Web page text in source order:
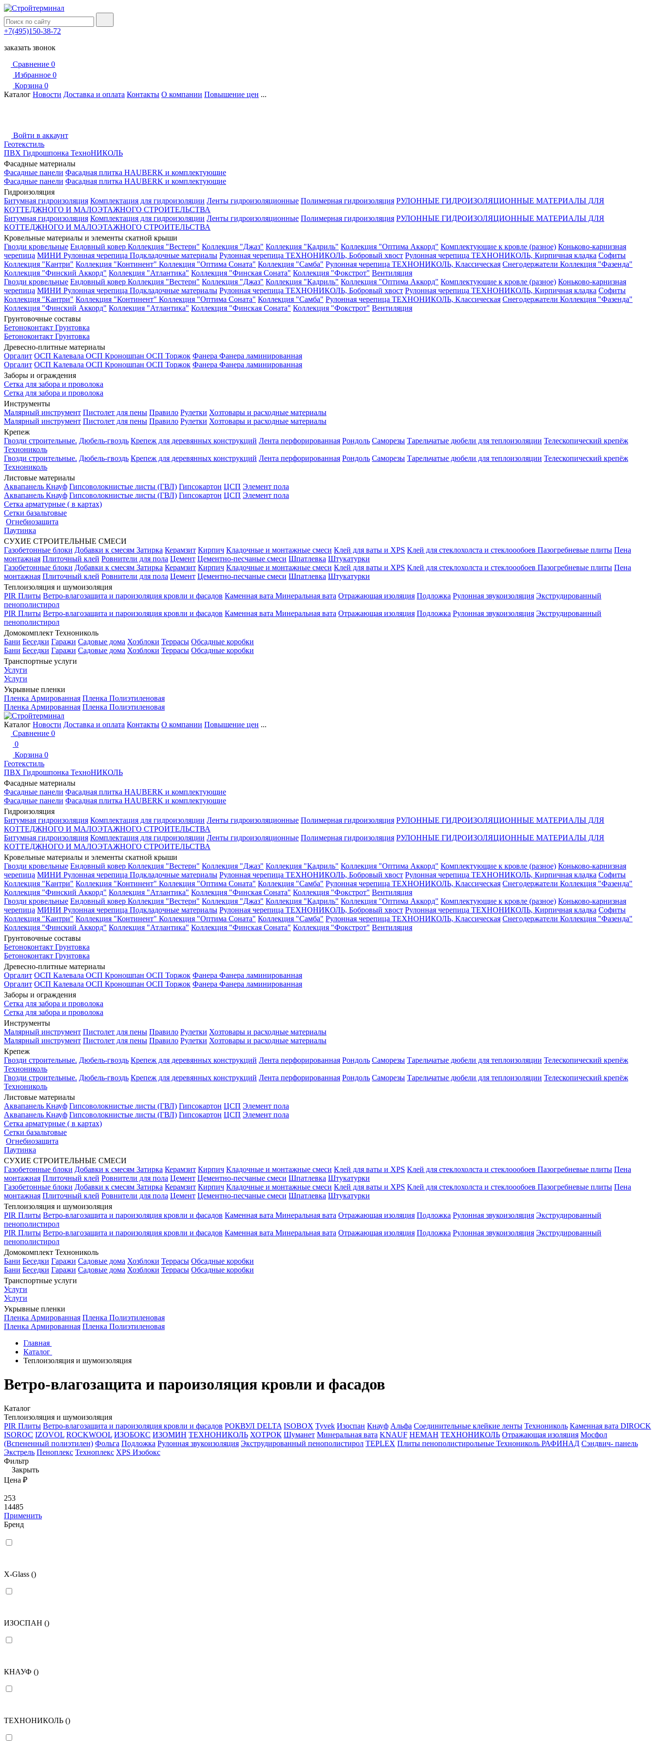
+7(495)150-38-72
заказать звонок
Сравнение 0
Избранное 0
Корзина 0
Каталог Новости Доставка и оплата Контакты О компании Повышение цен ...
Войти в аккаунт
Геотекстиль
ПВХ Гидрошпонка ТехноНИКОЛЬ
Фасадные материалы
Фасадные панели Фасадная плитка HAUBERK и комплектующие
Фасадные панели Фасадная плитка HAUBERK и комплектующие
Гидроизоляция
Битумная гидроизоляция Комплектация для гидроизоляции Ленты гидроизоляционные Полимерная гидроизоляция РУЛОННЫЕ ГИДРОИЗОЛЯЦИОННЫЕ МАТЕРИАЛЫ ДЛЯ
КОТТЕДЖНОГО И МАЛОЭТАЖНОГО СТРОИТЕЛЬСТВА
Битумная гидроизоляция Комплектация для гидроизоляции Ленты гидроизоляционные Полимерная гидроизоляция РУЛОННЫЕ ГИДРОИЗОЛЯЦИОННЫЕ МАТЕРИАЛЫ ДЛЯ
КОТТЕДЖНОГО И МАЛОЭТАЖНОГО СТРОИТЕЛЬСТВА
Кровельные материалы и элементы скатной крыши
Гвозди кровельные Ендовный ковер Коллекция "Вестерн" Коллекция "Джаз" Коллекция "Кадриль" Коллекция "Оптима Аккорд" Комплектующие к кровле (разное) Коньково-карнизная
черепица МИНИ Рулонная черепица Подкладочные материалы Рулонная черепица ТЕХНОНИКОЛЬ, Бобровый хвост Рулонная черепица ТЕХНОНИКОЛЬ, Кирпичная кладка Софиты
Коллекция "Кантри" Коллекция "Континент" Коллекция "Оптима Соната" Коллекция "Самба" Рулонная черепица ТЕХНОНИКОЛЬ, Классическая Снегодержатели Коллекция "Фазенда"
Коллекция "Финский Аккорд" Коллекция "Атлантика" Коллекция "Финская Соната" Коллекция "Фокстрот" Вентиляция
Гвозди кровельные Ендовный ковер Коллекция "Вестерн" Коллекция "Джаз" Коллекция "Кадриль" Коллекция "Оптима Аккорд" Комплектующие к кровле (разное) Коньково-карнизная
черепица МИНИ Рулонная черепица Подкладочные материалы Рулонная черепица ТЕХНОНИКОЛЬ, Бобровый хвост Рулонная черепица ТЕХНОНИКОЛЬ, Кирпичная кладка Софиты
Коллекция "Кантри" Коллекция "Континент" Коллекция "Оптима Соната" Коллекция "Самба" Рулонная черепица ТЕХНОНИКОЛЬ, Классическая Снегодержатели Коллекция "Фазенда"
Коллекция "Финский Аккорд" Коллекция "Атлантика" Коллекция "Финская Соната" Коллекция "Фокстрот" Вентиляция
Грунтовочные составы
Бетоноконтакт Грунтовка
Бетоноконтакт Грунтовка
Древесно-плитные материалы
Оргалит ОСП Калевала ОСП Кроношпан ОСП Торжок Фанера Фанера ламинированная
Оргалит ОСП Калевала ОСП Кроношпан ОСП Торжок Фанера Фанера ламинированная
Заборы и ограждения
Сетка для забора и проволока
Сетка для забора и проволока
Инструменты
Малярный инструмент Пистолет для пены Правило Рулетки Хозтовары и расходные материалы
Малярный инструмент Пистолет для пены Правило Рулетки Хозтовары и расходные материалы
Крепеж
Гвозди строительные. Дюбель-гвоздь Крепеж для деревянных конструкций Лента перфорированная Рондоль Саморезы Тарельчатые дюбели для теплоизоляции Телескопический крепёж
Технониколь
Гвозди строительные. Дюбель-гвоздь Крепеж для деревянных конструкций Лента перфорированная Рондоль Саморезы Тарельчатые дюбели для теплоизоляции Телескопический крепёж
Технониколь
Листовые материалы
Аквапанель Кнауф Гипсоволокнистые листы (ГВЛ) Гипсокартон ЦСП Элемент пола
Аквапанель Кнауф Гипсоволокнистые листы (ГВЛ) Гипсокартон ЦСП Элемент пола
Сетка арматурные ( в картах)
Сетки базальтовые
Огнебиозащита
Паутинка
СУХИЕ СТРОИТЕЛЬНЫЕ СМЕСИ
Газобетонные блоки Добавки к смесям Затирка Керамзит Кирпич Кладочные и монтажные смеси Клей для ваты и XPS Клей для стеклохолста и стеклоообоев Пазогребневые плиты Пена
монтажная Плиточный клей Ровнители для пола Цемент Цементно-песчаные смеси Шпатлевка Штукатурки
Газобетонные блоки Добавки к смесям Затирка Керамзит Кирпич Кладочные и монтажные смеси Клей для ваты и XPS Клей для стеклохолста и стеклоообоев Пазогребневые плиты Пена
монтажная Плиточный клей Ровнители для пола Цемент Цементно-песчаные смеси Шпатлевка Штукатурки
Теплоизоляция и шумоизоляция
PIR Плиты Ветро-влагозащита и пароизоляция кровли и фасадов Каменная вата Минеральная вата Отражающая изоляция Подложка Рулонная звукоизоляция Экструдированный
пенополистирол
PIR Плиты Ветро-влагозащита и пароизоляция кровли и фасадов Каменная вата Минеральная вата Отражающая изоляция Подложка Рулонная звукоизоляция Экструдированный
пенополистирол
Домокомплект Технониколь
Бани Беседки Гаражи Садовые дома Хозблоки Террасы Обсадные коробки
Бани Беседки Гаражи Садовые дома Хозблоки Террасы Обсадные коробки
Транспортные услуги
Услуги
Услуги
Укрывные пленки
Пленка Армированная Пленка Полиэтиленовая
Пленка Армированная Пленка Полиэтиленовая
Каталог Новости Доставка и оплата Контакты О компании Повышение цен ...
Сравнение 0
0
Корзина 0
Геотекстиль
ПВХ Гидрошпонка ТехноНИКОЛЬ
Фасадные материалы
Фасадные панели Фасадная плитка HAUBERK и комплектующие
Фасадные панели Фасадная плитка HAUBERK и комплектующие
Гидроизоляция
Битумная гидроизоляция Комплектация для гидроизоляции Ленты гидроизоляционные Полимерная гидроизоляция РУЛОННЫЕ ГИДРОИЗОЛЯЦИОННЫЕ МАТЕРИАЛЫ ДЛЯ
КОТТЕДЖНОГО И МАЛОЭТАЖНОГО СТРОИТЕЛЬСТВА
Битумная гидроизоляция Комплектация для гидроизоляции Ленты гидроизоляционные Полимерная гидроизоляция РУЛОННЫЕ ГИДРОИЗОЛЯЦИОННЫЕ МАТЕРИАЛЫ ДЛЯ
КОТТЕДЖНОГО И МАЛОЭТАЖНОГО СТРОИТЕЛЬСТВА
Кровельные материалы и элементы скатной крыши
Гвозди кровельные Ендовный ковер Коллекция "Вестерн" Коллекция "Джаз" Коллекция "Кадриль" Коллекция "Оптима Аккорд" Комплектующие к кровле (разное) Коньково-карнизная
черепица МИНИ Рулонная черепица Подкладочные материалы Рулонная черепица ТЕХНОНИКОЛЬ, Бобровый хвост Рулонная черепица ТЕХНОНИКОЛЬ, Кирпичная кладка Софиты
Коллекция "Кантри" Коллекция "Континент" Коллекция "Оптима Соната" Коллекция "Самба" Рулонная черепица ТЕХНОНИКОЛЬ, Классическая Снегодержатели Коллекция "Фазенда"
Коллекция "Финский Аккорд" Коллекция "Атлантика" Коллекция "Финская Соната" Коллекция "Фокстрот" Вентиляция
Гвозди кровельные Ендовный ковер Коллекция "Вестерн" Коллекция "Джаз" Коллекция "Кадриль" Коллекция "Оптима Аккорд" Комплектующие к кровле (разное) Коньково-карнизная
черепица МИНИ Рулонная черепица Подкладочные материалы Рулонная черепица ТЕХНОНИКОЛЬ, Бобровый хвост Рулонная черепица ТЕХНОНИКОЛЬ, Кирпичная кладка Софиты
Коллекция "Кантри" Коллекция "Континент" Коллекция "Оптима Соната" Коллекция "Самба" Рулонная черепица ТЕХНОНИКОЛЬ, Классическая Снегодержатели Коллекция "Фазенда"
Коллекция "Финский Аккорд" Коллекция "Атлантика" Коллекция "Финская Соната" Коллекция "Фокстрот" Вентиляция
Грунтовочные составы
Бетоноконтакт Грунтовка
Бетоноконтакт Грунтовка
Древесно-плитные материалы
Оргалит ОСП Калевала ОСП Кроношпан ОСП Торжок Фанера Фанера ламинированная
Оргалит ОСП Калевала ОСП Кроношпан ОСП Торжок Фанера Фанера ламинированная
Заборы и ограждения
Сетка для забора и проволока
Сетка для забора и проволока
Инструменты
Малярный инструмент Пистолет для пены Правило Рулетки Хозтовары и расходные материалы
Малярный инструмент Пистолет для пены Правило Рулетки Хозтовары и расходные материалы
Крепеж
Гвозди строительные. Дюбель-гвоздь Крепеж для деревянных конструкций Лента перфорированная Рондоль Саморезы Тарельчатые дюбели для теплоизоляции Телескопический крепёж
Технониколь
Гвозди строительные. Дюбель-гвоздь Крепеж для деревянных конструкций Лента перфорированная Рондоль Саморезы Тарельчатые дюбели для теплоизоляции Телескопический крепёж
Технониколь
Листовые материалы
Аквапанель Кнауф Гипсоволокнистые листы (ГВЛ) Гипсокартон ЦСП Элемент пола
Аквапанель Кнауф Гипсоволокнистые листы (ГВЛ) Гипсокартон ЦСП Элемент пола
Сетка арматурные ( в картах)
Сетки базальтовые
Огнебиозащита
Паутинка
СУХИЕ СТРОИТЕЛЬНЫЕ СМЕСИ
Газобетонные блоки Добавки к смесям Затирка Керамзит Кирпич Кладочные и монтажные смеси Клей для ваты и XPS Клей для стеклохолста и стеклоообоев Пазогребневые плиты Пена
монтажная Плиточный клей Ровнители для пола Цемент Цементно-песчаные смеси Шпатлевка Штукатурки
Газобетонные блоки Добавки к смесям Затирка Керамзит Кирпич Кладочные и монтажные смеси Клей для ваты и XPS Клей для стеклохолста и стеклоообоев Пазогребневые плиты Пена
монтажная Плиточный клей Ровнители для пола Цемент Цементно-песчаные смеси Шпатлевка Штукатурки
Теплоизоляция и шумоизоляция
PIR Плиты Ветро-влагозащита и пароизоляция кровли и фасадов Каменная вата Минеральная вата Отражающая изоляция Подложка Рулонная звукоизоляция Экструдированный
пенополистирол
PIR Плиты Ветро-влагозащита и пароизоляция кровли и фасадов Каменная вата Минеральная вата Отражающая изоляция Подложка Рулонная звукоизоляция Экструдированный
пенополистирол
Домокомплект Технониколь
Бани Беседки Гаражи Садовые дома Хозблоки Террасы Обсадные коробки
Бани Беседки Гаражи Садовые дома Хозблоки Террасы Обсадные коробки
Транспортные услуги
Услуги
Услуги
Укрывные пленки
Пленка Армированная Пленка Полиэтиленовая
Пленка Армированная Пленка Полиэтиленовая
Главная
Каталог
Теплоизоляция и шумоизоляция
Ветро-влагозащита и пароизоляция кровли и фасадов
Каталог
Теплоизоляция и шумоизоляция
PIR Плиты Ветро-влагозащита и пароизоляция кровли и фасадов РОКВУЛ DELTA ISOBOX Tyvek Изоспан Кнауф Альфа Соединительные клейкие ленты Технониколь Каменная вата DIROCK
ISOROC IZOVOL ROCKWOOL ИЗОБОКС ИЗОМИН ТЕХНОНИКОЛЬ ХОТРОК Шуманет Минеральная вата KNAUF НЕМАН ТЕХНОНИКОЛЬ Отражающая изоляция Мосфол
(Вспененный полиэтилен) Фольга Подложка Рулонная звукоизоляция Экструдированный пенополистирол TEPLEX Плиты пенополистирольные Технониколь РАФИНАД Сэндвич- панель
Экстрель Пеноплекс Техноплекс ХPS Изобокс
Фильтр
Закрыть
Цена ₽
253
14485
Применить
Бренд
X-Glass ()
ИЗОСПАН ()
КНАУФ ()
ТЕХНОНИКОЛЬ ()